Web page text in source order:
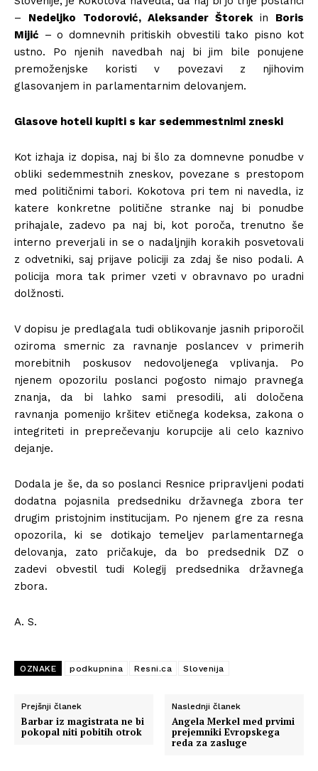
– Nedeljko Todorović, Aleksander Štorek in Boris
Mijić – o domnevnih pritiskih obvestili tako pisno kot
ustno. Po njenih navedbah naj bi jim bile ponujene
premoženjske koristi v povezavi z njihovim
glasovanjem in parlamentarnim delovanjem.
Glasove hoteli kupiti s kar sedemmestnimi zneski
Kot izhaja iz dopisa, naj bi šlo za domnevne ponudbe v
obliki sedemmestnih zneskov, povezane s prestopom
med političnimi tabori. Kokotova pri tem ni navedla, iz
katere konkretne politične stranke naj bi ponudbe
prihajale, zadevo pa naj bi, kot poroča, trenutno še
interno preverjali in se o nadaljnjih korakih posvetovali
z odvetniki, saj prijave policiji za zdaj še niso podali. A
policija mora tak primer vzeti v obravnavo po uradni
dolžnosti.
V dopisu je predlagala tudi oblikovanje jasnih priporočil
oziroma smernic za ravnanje poslancev v primerih
morebitnih poskusov nedovoljenega vplivanja. Po
njenem opozorilu poslanci pogosto nimajo pravnega
znanja, da bi lahko sami presodili, ali določena
ravnanja pomenijo kršitev etičnega kodeksa, zakona o
integriteti in preprečevanju korupcije ali celo kaznivo
dejanje.
Dodala je še, da so poslanci Resnice pripravljeni podati
dodatna pojasnila predsedniku državnega zbora ter
drugim pristojnim institucijam. Po njenem gre za resna
opozorila, ki se dotikajo temeljev parlamentarnega
delovanja, zato pričakuje, da bo predsednik DZ o
zadevi obvestil tudi Kolegij predsednika državnega
zbora.
A. S.
OZNAKE podkupnina Resni.ca Slovenija
Prejšnji članek
Barbar iz magistrata ne bi
pokopal niti pobitih otrok
Naslednji članek
Angela Merkel med prvimi
prejemniki Evropskega
reda za zasluge